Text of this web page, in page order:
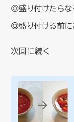
◎盛り付けたらな
◎盛り付ける前
次回に続く